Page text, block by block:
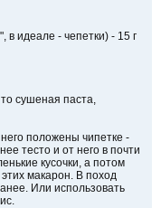
в идеале - чепетки) - 15 г
сушеная паста,
положены чипетке -
тесто и от него в почти
кусочки, а потом
макарон. В поход
Или использовать